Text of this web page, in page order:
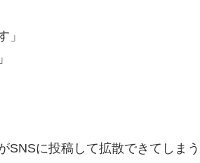
」
SNSに投稿して拡散できてしまう